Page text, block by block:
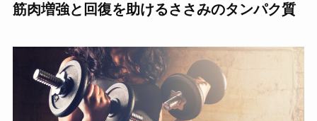
筋肉増強と回復を助けるささみのタンパク質